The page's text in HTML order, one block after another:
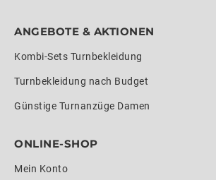
ANGEBOTE & AKTIONEN
Kombi-Sets Turnbekleidung
Turnbekleidung nach Budget
Günstige Turnanzüge Damen
ONLINE-SHOP
Mein Konto